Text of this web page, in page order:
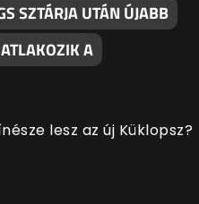
SZTÁRJA UTÁN ÚJABB
A
lesz az új Küklopsz?